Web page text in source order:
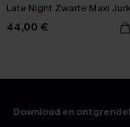
Late Night Zwarte Maxi Jurk
44,00 €
Download en